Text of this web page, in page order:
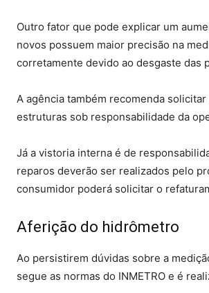
Outro fator que pode explicar um
novos possuem maior precisão na
corretamente devido ao desgaste das
A agência também recomenda
estruturas sob responsabilidade da
Já a vistoria interna é de
reparos deverão ser realizados pelo
consumidor poderá solicitar o
Aferição do hidrômetro
Ao persistirem dúvidas sobre a
segue as normas do INMETRO e é